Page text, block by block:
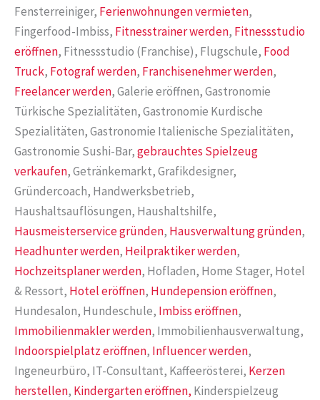
Fensterreiniger, Ferienwohnungen vermieten,
Fingerfood-Imbiss, Fitnesstrainer werden, Fitnessstudio
eröffnen, Fitnessstudio (Franchise), Flugschule, Food
Truck, Fotograf werden, Franchisenehmer werden,
Freelancer werden, Galerie eröffnen, Gastronomie
Türkische Spezialitäten, Gastronomie Kurdische
Spezialitäten, Gastronomie Italienische Spezialitäten,
Gastronomie Sushi-Bar,gebrauchtes Spielzeug
verkaufen, Getränkemarkt, Grafikdesigner,
Gründercoach, Handwerksbetrieb,
Haushaltsauflösungen, Haushaltshilfe,
Hausmeisterservice gründen, Hausverwaltung gründen,
Headhunter werden, Heilpraktiker werden,
Hochzeitsplaner werden, Hofladen, Home Stager, Hotel
& Ressort, Hotel eröffnen, Hundepension eröffnen,
Hundesalon, Hundeschule, Imbiss eröffnen,
Immobilienmakler werden, Immobilienhausverwaltung,
Indoorspielplatz eröffnen, Influencer werden,
Ingeneurbüro, IT-Consultant, Kaffeerösterei, Kerzen
herstellen, Kindergarten eröffnen, Kinderspielzeug